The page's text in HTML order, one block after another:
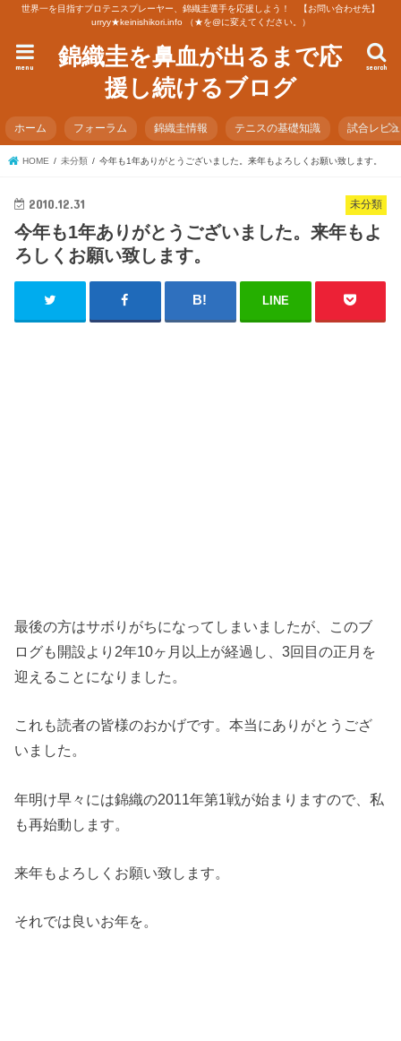
世界一を目指すプロテニスプレーヤー、錦織圭選手を応援しよう！ 【お問い合わせ先】
urryy★keinishikori.info （★を@に変えてください。）
錦織圭を鼻血が出るまで応
援し続けるブログ
search
menu
ホーム フォーラム 錦織圭情報 テニスの基礎知識 試合レビ
HOME 未分類 今年も1年ありがとうございました。来年もよろしくお願い致します。
未分類
2010.12.31
今年も1年ありがとうございました。来年もよ
ろしくお願い致します。
LINE
最後の方はサボりがちになってしまいましたが、このブ
ログも開設より2年10ヶ月以上が経過し、3回目の正月を
迎えることになりました。
これも読者の皆様のおかげです。本当にありがとうござ
いました。
年明け早々には錦織の2011年第1戦が始まりますので、私
も再始動します。
来年もよろしくお願い致します。
それでは良いお年を。